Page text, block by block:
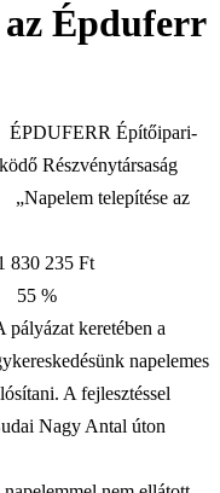
az Épduferr
Építőipari-
Részvénytársaság
az
235 Ft
%
pályázat keretében a
napelemes
A fejlesztéssel
Nagy Antal úton